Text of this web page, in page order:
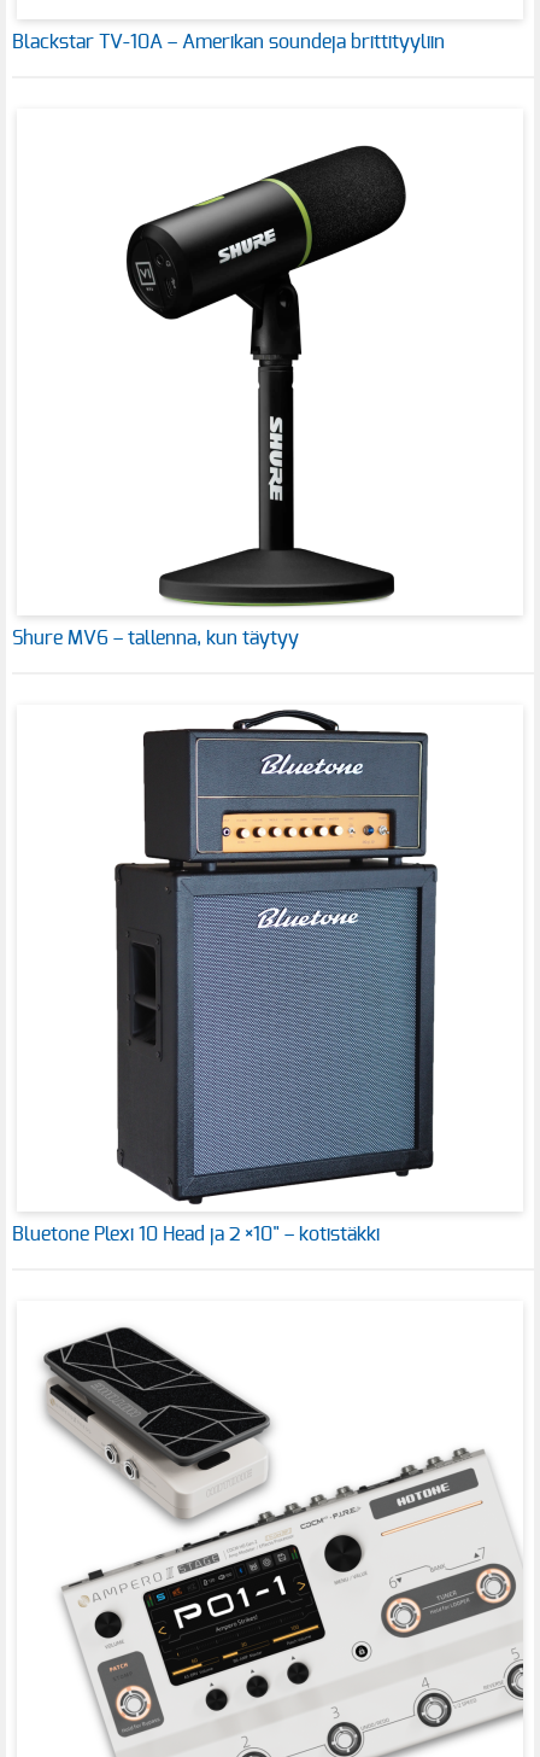
Blackstar TV-10A – Amerikan soundeja brittityyliin
Shure MV6 – tallenna, kun täytyy
Bluetone Plexi 10 Head ja 2 ×10" – kotistäkki